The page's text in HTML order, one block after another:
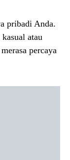
pribadi Anda.
atau
percaya